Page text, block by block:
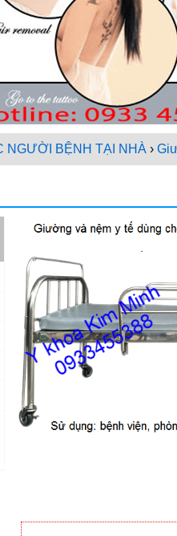
NGƯỜI BỆNH TẠI NHÀ ›